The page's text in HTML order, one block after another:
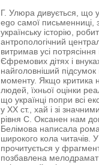
Г. Улюра дивується, що
ego самої письменниці,
українську історію,
антропологічний
витримав усі
Єфремових дітях і
найголовніший підсумок
моменту. Якщо критика
людей, їхньої оцінки
що українці попри всі
у ХХ ст., хай і зі
рівня С. Оксанен нам
Белімова написала
широкого кола читачів.
прочитується у
позбавлена